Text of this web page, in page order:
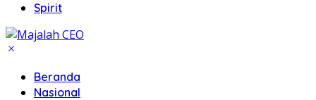
Spirit
Beranda
Nasional